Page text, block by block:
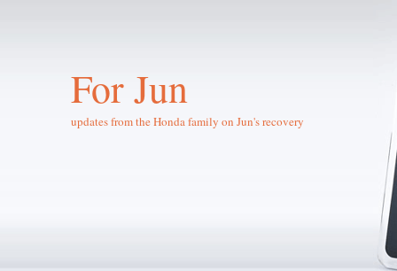
For Jun
updates from the Honda family on Jun's recovery